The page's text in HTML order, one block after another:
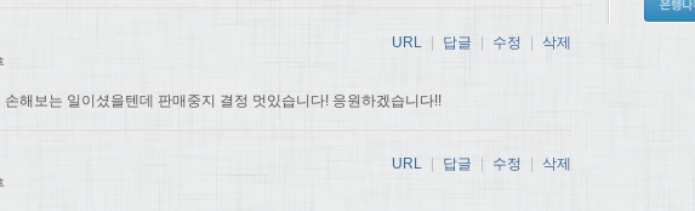
해보는 일이셨을텐데 판매중지 결정 멋있습니다! 응원하겠습니다!!
URL | 답글 | 수정 | 삭제
URL 답글 수정 삭제